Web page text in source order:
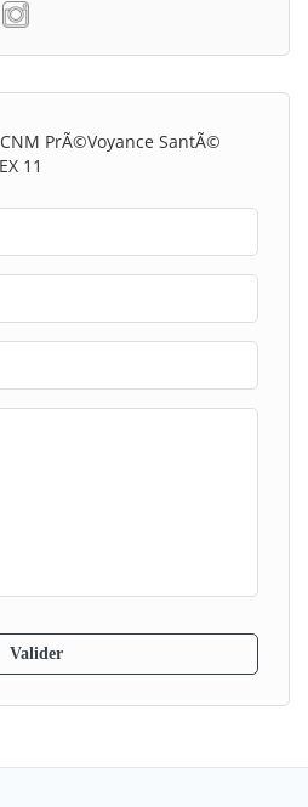
PrÃ©voyance SantÃ©
11